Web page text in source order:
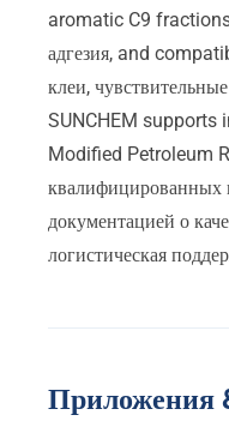
aromatic C9
адгезия, and
клеи,
SUNCHEM supports
Modified Petroleum
квалифицированных
документацией о
логистическая
Приложения